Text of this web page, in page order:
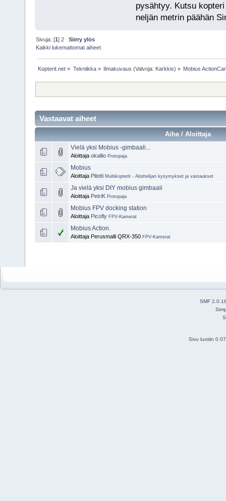
pysähtyy. Kutsu
neljän metrin päähän
Sivuja: [1]2
Siirry ylös
Kaikki lukemattomat aiheet
Kopterit.net » Tekniikka» Ilmakuvaus (Valvoja: Karkkis) » Mobius
Vastaavat aiheet
Aihe / Aloittaja
Vielä yksi Mobius -gimbaali...
Aloittaja okallio Protopaja
Mobius
Aloittaja Pilotti Multikopterit - Aloittelijan kysymykset ja vastaukset
Ja vielä yksi DIY mobius gimbaali
Aloittaja PetriK Protopaja
Mobius FPV docking station
Aloittaja Picofly FPV-Kamerat
Mobius Action.
Aloittaja Perusmalli QRX-350 FPV-Kamerat
SMF
Sivu luotiin